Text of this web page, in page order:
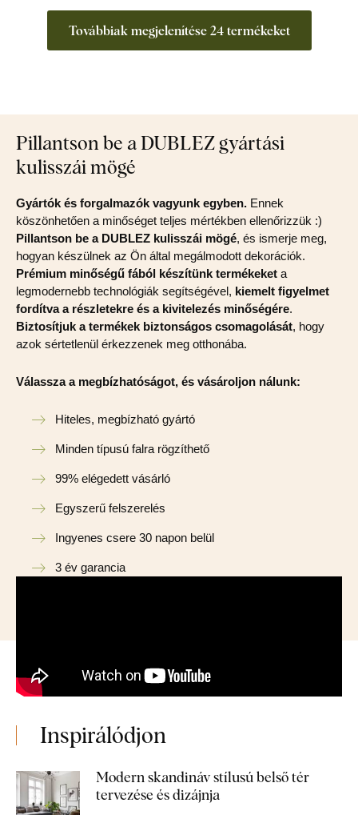
Továbbiak megjelenítése 24 termékeket
Pillantson be a DUBLEZ gyártási
kulisszái mögé
Gyártók és forgalmazók vagyunk egyben. Ennek
köszönhetően a minőséget teljes mértékben ellenőrizzük :)
Pillantson be a DUBLEZ kulisszái mögé, és ismerje meg,
hogyan készülnek az Ön által megálmodott dekorációk.
Prémium minőségű fából készítünk termékeket a
legmodernebb technológiák segítségével, kiemelt figyelmet
fordítva a részletekre és a kivitelezés minőségére.
Biztosítjuk a termékek biztonságos csomagolását, hogy
azok sértetlenül érkezzenek meg otthonába.
Válassza a megbízhatóságot, és vásároljon nálunk:
Hiteles, megbízható gyártó
Minden típusú falra rögzíthető
99% elégedett vásárló
Egyszerű felszerelés
Ingyenes csere 30 napon belül
3 év garancia
Inspirálódjon
Modern skandináv stílusú belső tér
tervezése és dizájnja